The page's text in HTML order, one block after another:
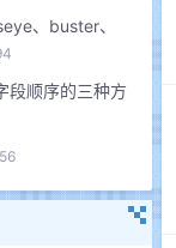
、buster、
顺序的三种方